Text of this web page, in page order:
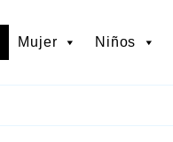
Mujer Niños